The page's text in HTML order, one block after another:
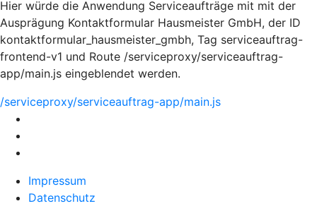
Hier würde die Anwendung Serviceaufträge mit mit der
Ausprägung Kontaktformular Hausmeister GmbH, der ID
kontaktformular_hausmeister_gmbh, Tag serviceauftrag-
frontend-v1 und Route /serviceproxy/serviceauftrag-
app/main.js eingeblendet werden.
/serviceproxy/serviceauftrag-app/main.js
Impressum
Datenschutz